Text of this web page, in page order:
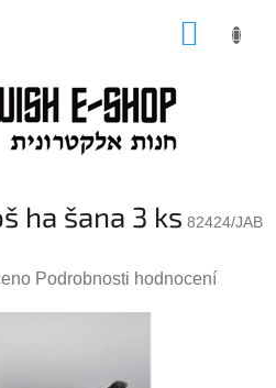
ha šana 3 ks 82424/JAB
Podrobnosti hodnocení